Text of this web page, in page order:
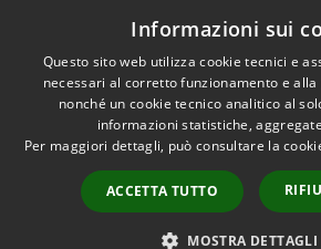
Obiettivi di accessibilità - 2025
Accessibilità
Informazioni sui
Questo sito web utilizza cookie tecnici e
necessari al corretto funzionamento e
nonché un cookie tecnico analitico al
informazioni statistiche,
Per maggiori dettagli, può consultare la
ACCETTA TUTTO
MOSTRA DETTAGLI